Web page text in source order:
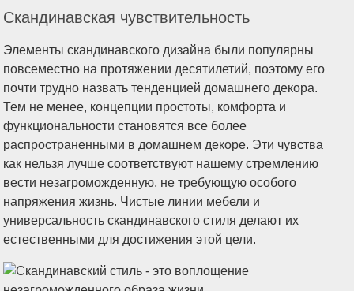
Скандинавская чувствительность
Элементы скандинавского дизайна были популярны
повсеместно на протяжении десятилетий, поэтому его
почти трудно назвать тенденцией домашнего декора.
Тем не менее, концепции простоты, комфорта и
функциональности становятся все более
распространенными в домашнем декоре. Эти чувства
как нельзя лучше соответствуют нашему стремлению
вести незагроможденную, не требующую особого
напряжения жизнь. Чистые линии мебели и
универсальность скандинавского стиля делают их
естественными для достижения этой цели.